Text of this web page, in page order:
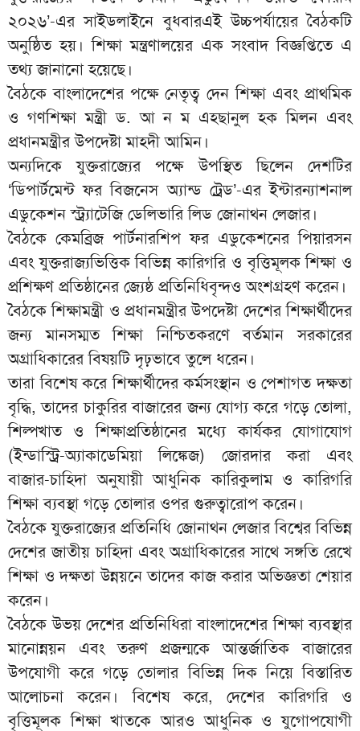
২০২৬’-এর সাইডলাইনে বুধবারএই উচ্চপর্যায়ের বৈঠকটি
অনুষ্ঠিত হয়। শিক্ষা মন্ত্রণালয়ের এক সংবাদ বিজ্ঞপ্তিতে এ
তথ্য জানানো হয়েছে।
বৈঠকে বাংলাদেশের পক্ষে নেতৃত্ব দেন শিক্ষা এবং প্রাথমিক
ও গণশিক্ষা মন্ত্রী ড. আ ন ম এহছানুল হক মিলন এবং
প্রধানমন্ত্রীর উপদেষ্টা মাহদী আমিন।
অন্যদিকে যুক্তরাজ্যের পক্ষে উপস্থিত ছিলেন দেশটির
‘ডিপার্টমেন্ট ফর বিজনেস অ্যান্ড ট্রেড’-এর ইন্টারন্যাশনাল
এডুকেশন স্ট্র্যাটেজি ডেলিভারি লিড জোনাথন লেজার।
বৈঠকে কেমব্রিজ পার্টনারশিপ ফর এডুকেশনের পিয়ারসন
এবং যুক্তরাজ্যভিত্তিক বিভিন্ন কারিগরি ও বৃত্তিমূলক শিক্ষা ও
প্রশিক্ষণ প্রতিষ্ঠানের জ্যেষ্ঠ প্রতিনিধিবৃন্দও অংশগ্রহণ করেন।
বৈঠকে শিক্ষামন্ত্রী ও প্রধানমন্ত্রীর উপদেষ্টা দেশের শিক্ষার্থীদের
জন্য মানসম্মত শিক্ষা নিশ্চিতকরণে বর্তমান সরকারের
অগ্রাধিকারের বিষয়টি দৃঢ়ভাবে তুলে ধরেন।
তারা বিশেষ করে শিক্ষার্থীদের কর্মসংস্থান ও পেশাগত দক্ষতা
বৃদ্ধি, তাদের চাকুরির বাজারের জন্য যোগ্য করে গড়ে তোলা,
শিল্পখাত ও শিক্ষাপ্রতিষ্ঠানের মধ্যে কার্যকর যোগাযোগ
(ইন্ডাস্ট্রি-অ্যাকাডেমিয়া লিঙ্কেজ) জোরদার করা এবং
বাজার-চাহিদা অনুযায়ী আধুনিক কারিকুলাম ও কারিগরি
শিক্ষা ব্যবস্থা গড়ে তোলার ওপর গুরুত্বারোপ করেন।
বৈঠকে যুক্তরাজ্যের প্রতিনিধি জোনাথন লেজার বিশ্বের বিভিন্ন
দেশের জাতীয় চাহিদা এবং অগ্রাধিকারের সাথে সঙ্গতি রেখে
শিক্ষা ও দক্ষতা উন্নয়নে তাদের কাজ করার অভিজ্ঞতা শেয়ার
করেন।
বৈঠকে উভয় দেশের প্রতিনিধিরা বাংলাদেশের শিক্ষা ব্যবস্থার
মানোন্নয়ন এবং তরুণ প্রজন্মকে আন্তর্জাতিক বাজারের
উপযোগী করে গড়ে তোলার বিভিন্ন দিক নিয়ে বিস্তারিত
আলোচনা করেন। বিশেষ করে, দেশের কারিগরি ও
বৃত্তিমূলক শিক্ষা খাতকে আরও আধুনিক ও যুগোপযোগী